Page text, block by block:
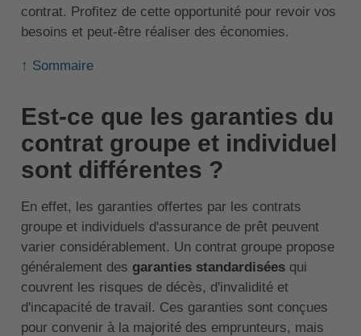
contrat. Profitez de cette opportunité pour revoir vos
besoins et peut-être réaliser des économies.
↑ Sommaire
Est-ce que les garanties du
contrat groupe et individuel
sont différentes ?
En effet, les garanties offertes par les contrats
groupe et individuels d'assurance de prêt peuvent
varier considérablement. Un contrat groupe propose
généralement des garanties standardisées qui
couvrent les risques de décès, d'invalidité et
d'incapacité de travail. Ces garanties sont conçues
pour convenir à la majorité des emprunteurs, mais